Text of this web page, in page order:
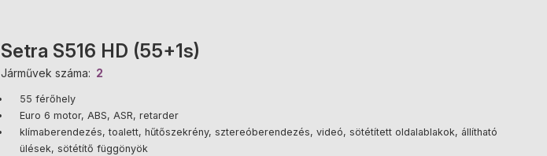
Setra S516 HD (55+1s)
Járművek száma 2
55 férőhely
Euro 6 motor, ABS, ASR, retarder
klímaberendezés, toalett, hűtőszekrény, sztereóberendezés, videó, sötétített oldalablakok, állítható
ülések, sötétítő függönyök